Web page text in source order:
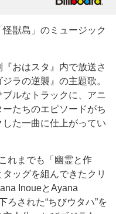
獣島」のミュージック
おはスタ』内で放送さ
ラの逆襲』の主題歌。
ルなトラックに、アニ
たちのエピソードがち
た一曲に仕上がってい
れまでも「幽霊と作
ッグを組んできたクリ
InoueとAyana
ろされた“ちびウタハ”を